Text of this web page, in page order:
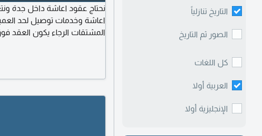
التاريخ تنازلياً
الصور ثم التاريخ
كل اللغات
العربية أولا
الإنجليزية أولا
نحتاج عقود اعاشة داخل جدة
اعاشة وخدمات توصيل لحد
المشتقات الرجاء يكون العقد فوق 30